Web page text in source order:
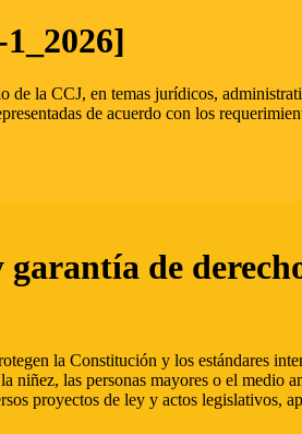
la CCJ, en temas jurídicos,
de acuerdo con los
de
la Constitución y los estándares
las personas mayores o el medio
proyectos de ley y actos legislativos,